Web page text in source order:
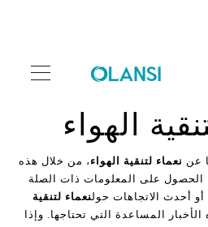
الهواء
عن نعماء لتنقية الهواء ، من خلال هذه
الحصول على المعلومات ذات الصلة
أو أحدث الاتجاهات حولنعماء لتنقية
المساعدة التي تحتاجها. وإذا